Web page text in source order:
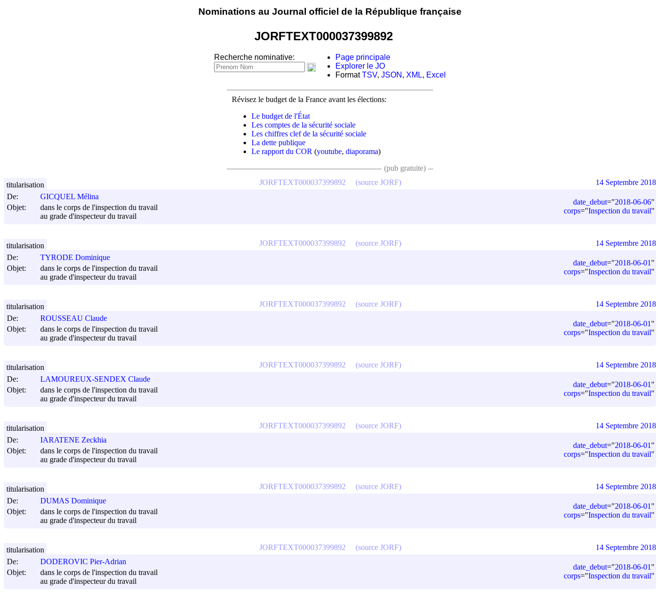
Nominations au Journal officiel de la République française
JORFTEXT000037399892
Recherche nominative:
Page principale
Explorer le JO
FormatTSV, JSON , XML, Excel
Révisez le budget de la France avant les élections:
Le budget de l'État
Les comptes de la sécurité sociale
Les chiffres clef de la sécurité sociale
La dette publique
Le rapport du COR (youtube, diaporama)
(pub gratuite)
De:
GICQUEL Mélina
Objet:
dans le corps de l'inspection du travail
au grade d'inspecteur du travail
date_debut="2018-06-06"
corps="Inspection du travail"
JORFTEXT000037399892 (source JORF)
titularisation 14 Septembre 2018
De:
TYRODE Dominique
Objet:
dans le corps de l'inspection du travail
au grade d'inspecteur du travail
date_debut="2018-06-01 "
corps="Inspection du travail"
JORFTEXT000037399892 (source JORF)
titularisation 14 Septembre 2018
De:
ROUSSEAU Claude
Objet:
dans le corps de l'inspection du travail
au grade d'inspecteur du travail
date_debut="2018-06-01 "
corps="Inspection du travail"
JORFTEXT000037399892 (source JORF)
titularisation 14 Septembre 2018
De:
LAMOUREUX-SENDEX Claude
Objet:
dans le corps de l'inspection du travail
au grade d'inspecteur du travail
date_debut="2018-06-01 "
corps="Inspection du travail"
JORFTEXT000037399892 (source JORF)
titularisation 14 Septembre 2018
De:
IARATENE Zeckhia
Objet:
dans le corps de l'inspection du travail
au grade d'inspecteur du travail
date_debut="2018-06-01 "
corps="Inspection du travail"
JORFTEXT000037399892 (source JORF)
titularisation 14 Septembre 2018
De:
DUMAS Dominique
Objet:
dans le corps de l'inspection du travail
au grade d'inspecteur du travail
date_debut="2018-06-01 "
corps="Inspection du travail"
JORFTEXT000037399892 (source JORF)
titularisation 14 Septembre 2018
De:
DODEROVIC Pier-Adrian
Objet:
dans le corps de l'inspection du travail
au grade d'inspecteur du travail
date_debut="2018-06-01 "
corps="Inspection du travail"
JORFTEXT000037399892 (source JORF)
titularisation 14 Septembre 2018